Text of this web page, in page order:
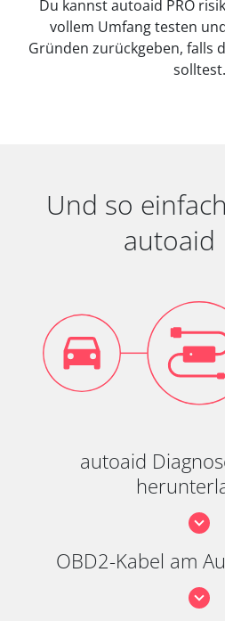
Du kannst autoaid PRO
vollem Umfang testen
Gründen zurückgeben, falls
solltest.
Und so
autoaid
autoaid
OBD2-Kabel am